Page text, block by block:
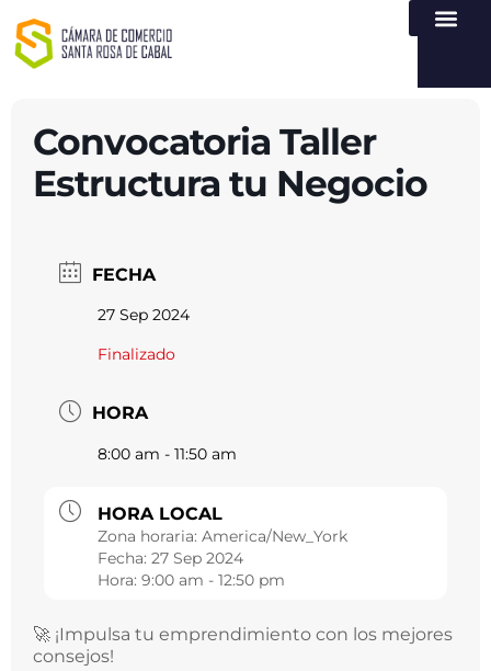
Convocatoria Taller
Estructura tu Negocio
FECHA
27 Sep 2024
Finalizado
HORA
8:00 am - 11:50 am
HORA LOCAL
Zona horaria: America/New_York
Fecha: 27 Sep 2024
Hora: 9:00 am - 12:50 pm
🚀 ¡Impulsa tu emprendimiento con los mejores
consejos!